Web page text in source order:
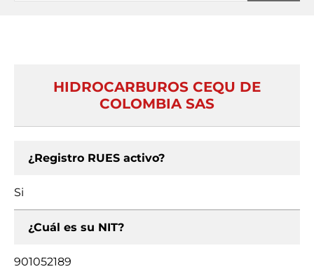
HIDROCARBUROS CEQU DE
COLOMBIA SAS
¿Registro RUES activo?
Si
¿Cuál es su NIT?
901052189